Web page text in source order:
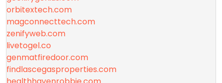
orbitextech.com
magconnecttech.com
zenifyweb.com
livetogel.co
genmatfiredoor.com
findlascegasproperties.com